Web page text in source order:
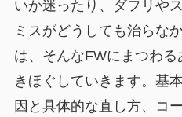
いか迷ったり、ダフリや
ミスがどうしても治らな
は、そんなFWにまつわ
きほぐしていきます。基
因と具体的な直し方、コ